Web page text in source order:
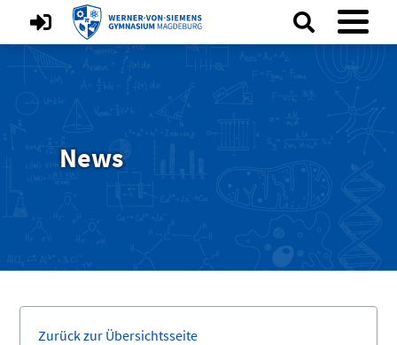
News
Zurück zur Übersichtsseite